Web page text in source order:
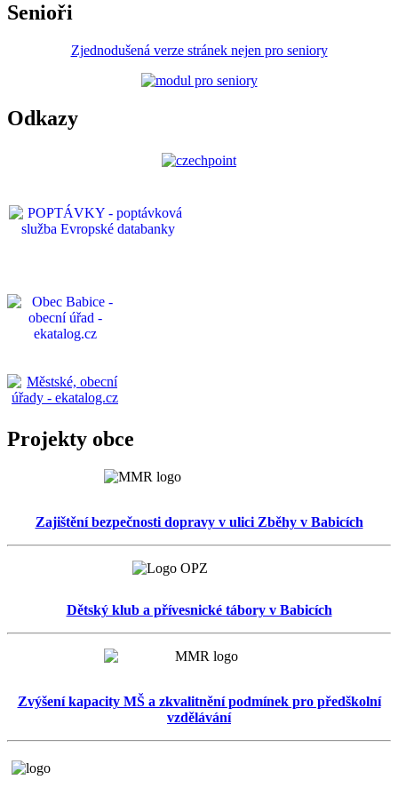
Senioři
Zjednodušená verze stránek nejen pro seniory
Odkazy
Projekty obce
Zajištění bezpečnosti dopravy v ulici Zběhy v Babicích
Dětský klub a přívesnické tábory v Babicích
Zvýšení kapacity MŠ a zkvalitnění podmínek pro předškolní
vzdělávání